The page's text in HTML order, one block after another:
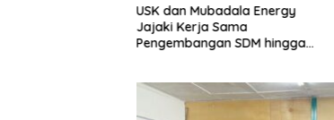
USK dan Mubadala Energy
Jajaki Kerja Sama
Pengembangan SDM hingga